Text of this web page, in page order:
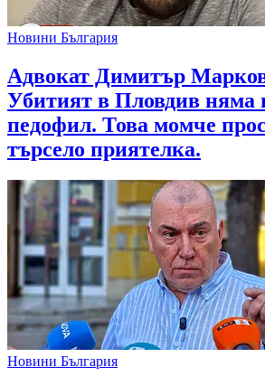
Новини България
Адвокат Димитър
Убитият в Пловдив няма
педофил. Това момче
търсело приятелка.
Новини България